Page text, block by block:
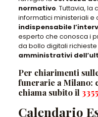
normativo. Tuttavia, la
informatici ministeriali
indispensabile
esperto che conosca i
da bollo digitali richieste
amministrativi
Per chiarimenti
funerarie a Milano:
chiama subito il
Calendario